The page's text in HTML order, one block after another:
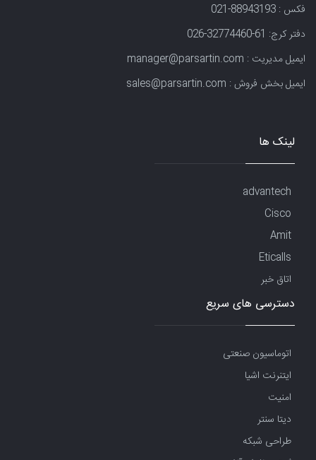
فکس : 88943193-021
دفتر کرج: 61-32774460-026
ایمیل مدیریت : manager@parsartin.com
ایمیل بخش فروش : sales@parsartin.com
لینک ها
advantech
Cisco
Amit
Eticalls
اتاق خبر
دسترسی های سریع
اتوماسیون صنعتی
ایتنرنت اشیا
امنیت
دیتا سنتر
طراحی شبکه